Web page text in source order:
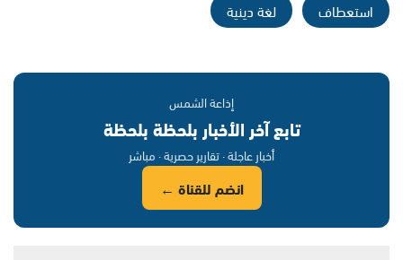
استعطاف لغة دينية
إذاعة الشمس
تابع آخر الأخبار بلحظة بلحظة
أخبار عاجلة · تقارير حصرية · مباشر
انضم للقناة ←